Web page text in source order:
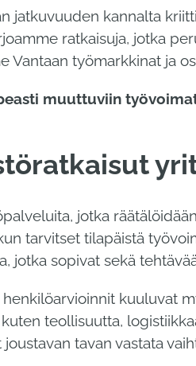
jatkuvuuden kannalta
ratkaisuja, jotka
Vantaan työmarkkinat ja
muuttuviin
jotka
tarvitset tilapäistä
jotka sopivat sekä
kuuluvat
teollisuutta,
tavan vastata